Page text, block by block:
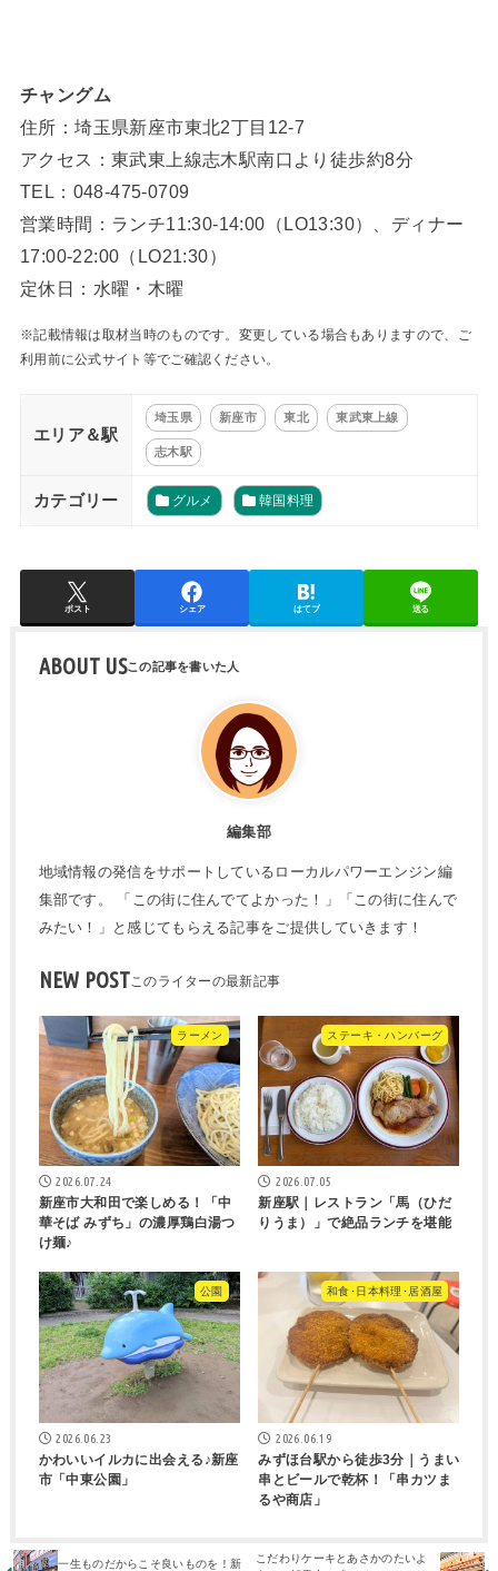
チャングム
住所：埼玉県新座市東北2丁目12-7
アクセス：東武東上線志木駅南口より徒歩約8分
TEL：048-475-0709
営業時間：ランチ11:30-14:00（LO13:30）、ディナー
17:00‐22:00（LO21:30）
定休日：水曜・木曜
※記載情報は取材当時のものです。変更している場合もありますので、ご
利用前に公式サイト等でご確認ください。
エリア＆駅
埼玉県 新座市 東北 東武東上線
志木駅
カテゴリー グルメ 韓国料理
ポスト シェア はてブ 送る
ABOUT US
編集部
地域情報の発信をサポートしているローカルパワーエンジン編
集部です。 「この街に住んでてよかった！」「この街に住んで
みたい！」と感じてもらえる記事をご提供していきます！
NEW POST
ラーメン
2026.07.24
新座市大和田で楽しめる！「中
華そば みずち」の濃厚鶏白湯つ
け麺♪
ステーキ・ハンバーグ
2026.07.05
新座駅｜レストラン「馬（ひだ
りうま）」で絶品ランチを堪能
公園
2026.06.23
かわいいイルカに出会える♪新座
市「中東公園」
和食･日本料理･居酒屋
2026.06.19
みずほ台駅から徒歩3分｜うまい
串とビールで乾杯！「串カツま
るや商店」
一生ものだからこそ良いものを！新
こだわりケーキとあさかのたいよ